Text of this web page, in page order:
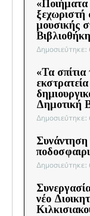
ξεχωριστή
μουσικής
«Τα
Δημοτική
νέο